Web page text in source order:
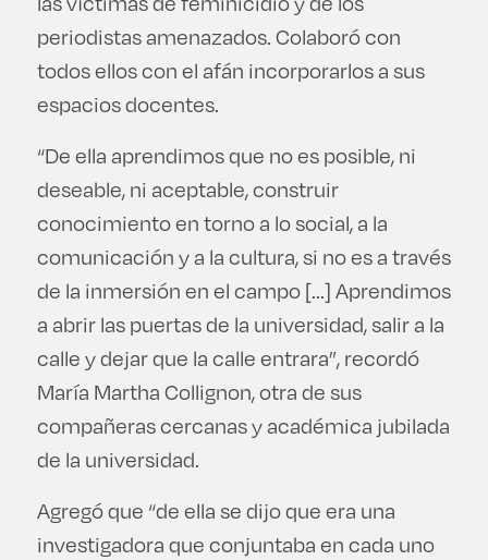
periodistas amenazados. Colaboró con
todos ellos con el afán incorporarlos a sus
espacios docentes.
“De ella aprendimos que no es posible, ni
deseable, ni aceptable, construir
conocimiento en torno a lo social, a la
comunicación y a la cultura, si no es a través
de la inmersión en el campo [...] Aprendimos
a abrir las puertas de la universidad, salir a la
calle y dejar que la calle entrara”, recordó
María Martha Collignon, otra de sus
compañeras cercanas y académica jubilada
de la universidad.
Agregó que “de ella se dijo que era una
investigadora que conjuntaba en cada uno